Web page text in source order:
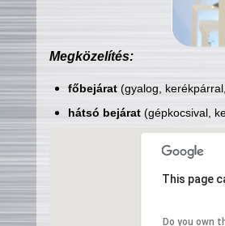
Megközelítés:
főbejárat(gyalog,
hátsó bejárat(gépkocsival,
This page
Do you own